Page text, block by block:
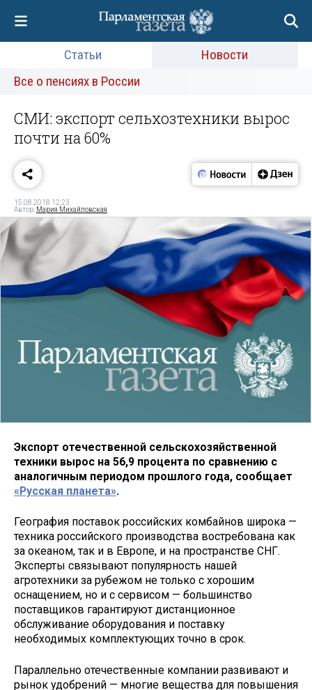
Статьи
Новости
Все о пенсиях в России
СМИ: экспорт сельхозтехники вырос
почти на 60%
15.08.2018 12:23
Автор: Мария Михайловская
Экспорт отечественной сельскохозяйственной
техники вырос на 56,9 процента по сравнению с
аналогичным периодом прошлого года, сообщает
«Русская планета».
География поставок российских комбайнов широка —
техника российского производства востребована как
за океаном, так и в Европе, и на пространстве СНГ.
Эксперты связывают популярность нашей
агротехники за рубежом не только с хорошим
оснащением, но и с сервисом — большинство
поставщиков гарантируют дистанционное
обслуживание оборудования и поставку
необходимых комплектующих точно в срок.
Параллельно отечественные компании развивают и
рынок удобрений — многие вещества для повышения